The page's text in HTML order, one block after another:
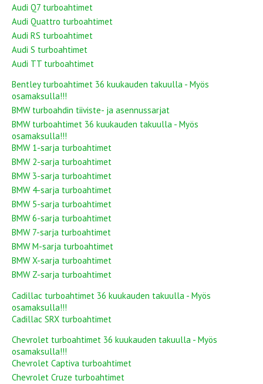
Audi Q7 turboahtimet
Audi Quattro turboahtimet
Audi RS turboahtimet
Audi S turboahtimet
Audi TT turboahtimet
Bentley turboahtimet 36 kuukauden takuulla - Myös
osamaksulla!!!
BMW turboahdin tiiviste- ja asennussarjat
BMW turboahtimet 36 kuukauden takuulla - Myös
osamaksulla!!!
BMW 1-sarja turboahtimet
BMW 2-sarja turboahtimet
BMW 3-sarja turboahtimet
BMW 4-sarja turboahtimet
BMW 5-sarja turboahtimet
BMW 6-sarja turboahtimet
BMW 7-sarja turboahtimet
BMW M-sarja turboahtimet
BMW X-sarja turboahtimet
BMW Z-sarja turboahtimet
Cadillac turboahtimet 36 kuukauden takuulla - Myös
osamaksulla!!!
Cadillac SRX turboahtimet
Chevrolet turboahtimet 36 kuukauden takuulla - Myös
osamaksulla!!!
Chevrolet Captiva turboahtimet
Chevrolet Cruze turboahtimet